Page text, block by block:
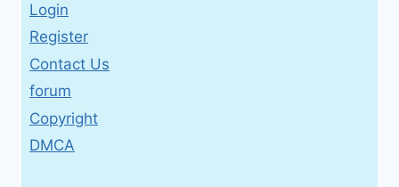
Login
Register
Contact Us
forum
Copyright
DMCA